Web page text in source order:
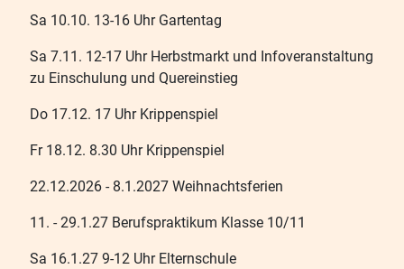
Sa 10.10. 13-16 Uhr Gartentag
Sa 7.11. 12-17 Uhr Herbstmarkt und Infoveranstaltung
zu Einschulung und Quereinstieg
Do 17.12. 17 Uhr Krippenspiel
Fr 18.12. 8.30 Uhr Krippenspiel
22.12.2026 - 8.1.2027 Weihnachtsferien
11. - 29.1.27 Berufspraktikum Klasse 10/11
Sa 16.1.27 9-12 Uhr Elternschule